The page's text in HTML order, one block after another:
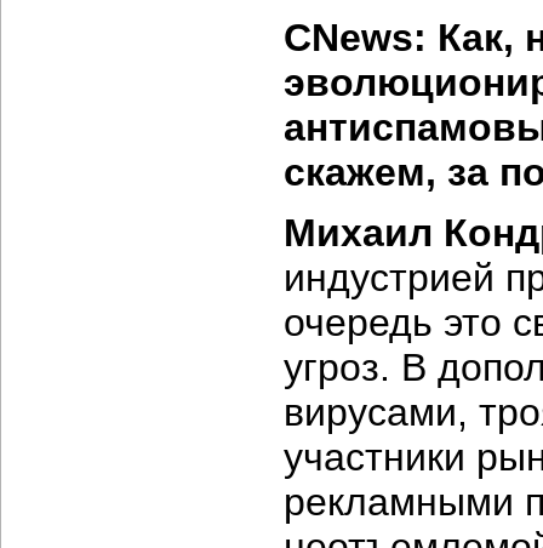
CNews: Как,
скажем, за
Михаил
индустрией
очередь это
угроз. В
вирусами,
участники
рекламными